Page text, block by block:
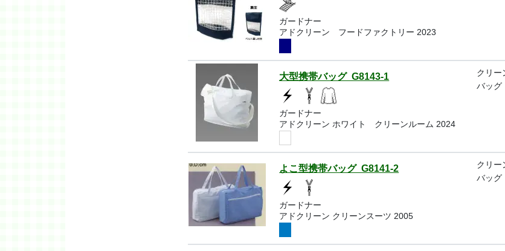
ガードナー
アドクリーン フードファクトリー 2023
大型携帯バッグ G8143-1
ガードナー
アドクリーン ホワイト クリーンルーム 2024
クリー
バッグ
よこ型携帯バッグ G8141-2
ガードナー
アドクリーン クリーンスーツ 2005
クリー
バッグ